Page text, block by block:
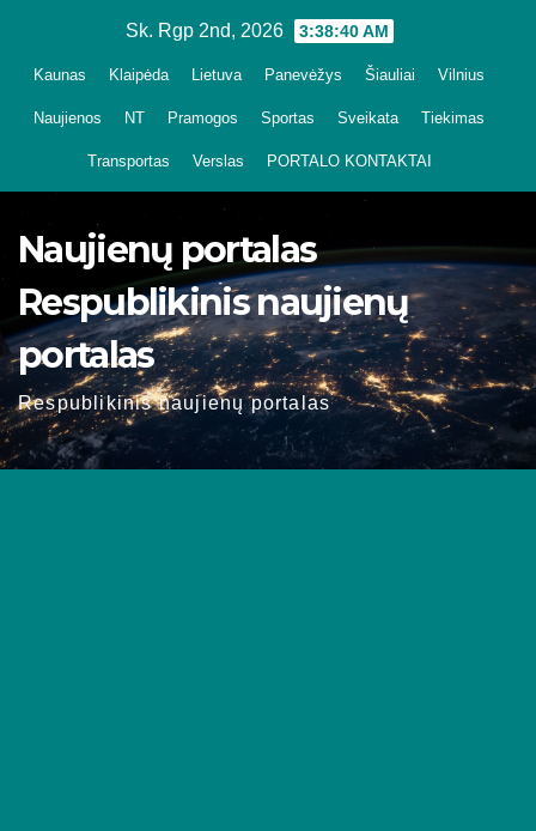
Sk. Rgp 2nd, 2026 3:38:41 AM
Kaunas Klaipėda Lietuva Panevėžys Šiauliai Vilnius
Naujienos NT Pramogos Sportas Sveikata Tiekimas
Transportas Verslas PORTALO KONTAKTAI
Naujienų portalas
Respublikinis naujienų
portalas
Respublikinis naujienų portalas